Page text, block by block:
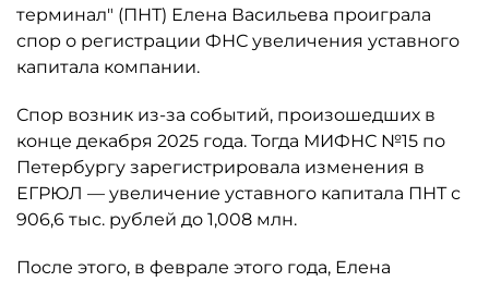
терминал" (ПНТ) Елена Васильева проиграла
спор о регистрации ФНС увеличения уставного
капитала компании.
Спор возник из-за событий, произошедших в
конце декабря 2025 года. Тогда МИФНС №15 по
Петербургу зарегистрировала изменения в
ЕГРЮЛ — увеличение уставного капитала ПНТ с
906,6 тыс. рублей до 1,008 млн.
После этого, в феврале этого года, Елена